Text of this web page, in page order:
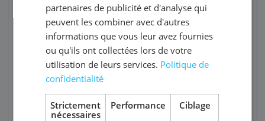
QUANTITÉ PAR LIVRAISON
DATE DE PREMIÈRE LIVRAISON SOUHAITÉE
partenaires de publicité et d'analyse qui
peuvent les combiner avec d'autres
informations que vous leur avez fournies
ou qu'ils ont collectées lors de votre
utilisation de leurs services. Politique de
confidentialité
Strictement
nécessaires
Performance Ciblage